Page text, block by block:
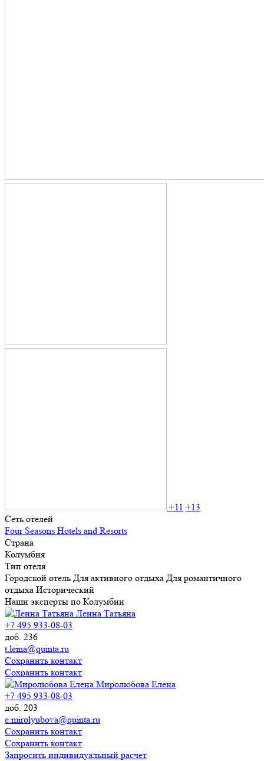
+11 +13
Сеть отелей
Four Seasons Hotels and Resorts
Страна
Колумбия
Тип отеля
Городской отель Для активного отдыха Для романтичного
отдыха Исторический
Наши эксперты по Колумбии
Леина Татьяна
+7 495 933-08-03
доб. 236
t.leina@quinta.ru
Сохранить контакт
Сохранить контакт
Миролюбова Елена
+7 495 933-08-03
доб. 203
e.mirolyubova@quinta.ru
Сохранить контакт
Сохранить контакт
Запросить индивидуальный расчет